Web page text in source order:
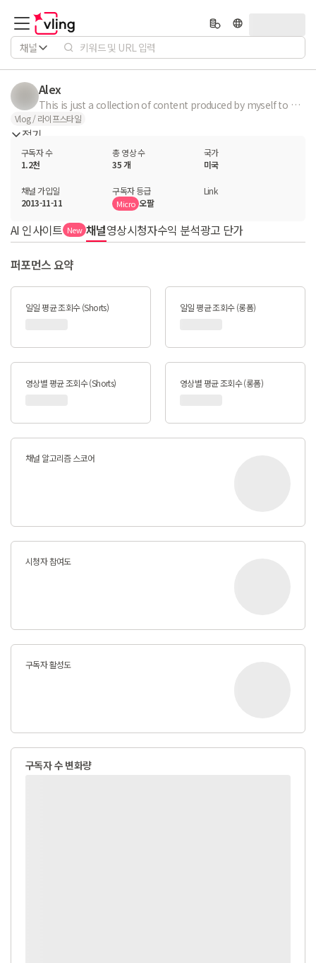
채널
Alex
This is just a collection of content produced by myself to hopefully spread the knowledge and hope... You can be a glassblower too! Enjoy. Feel free to ask questions
Vlog / 라이프스타일
접기
구독자 수
1.2천
총 영상 수
35 개
국가
미국
채널 가입일
2013-11-11
구독자 등급
Micro 오팔
Link
AI 인사이트 New 채널영상시청자수익 분석광고 단가
퍼포먼스 요약
일일 평균 조회수 (Shorts) 일일 평균 조회수 (롱폼)
영상별 평균 조회수 (Shorts) 영상별 평균 조회수 (롱폼)
채널 알고리즘 스코어
시청자 참여도
구독자 활성도
구독자 수 변화량